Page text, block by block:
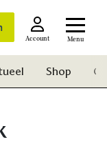
Account Menu
Shop